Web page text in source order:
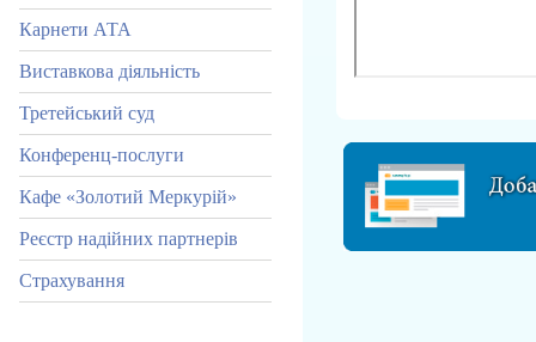
Карнети АТА
Виставкова діяльність
Третейський суд
Конференц-послуги
Кафе «Золотий Меркурій»
Реєстр надійних партнерів
Страхування